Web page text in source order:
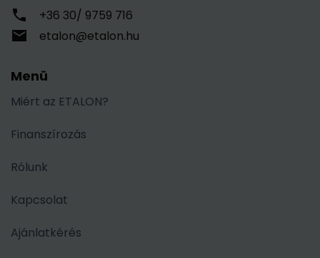
+36 30/ 9759 716
etalon@etalon.hu
Menü
Miért az ETALON?
Finanszírozás
Rólunk
Kapcsolat
Ajánlatkérés